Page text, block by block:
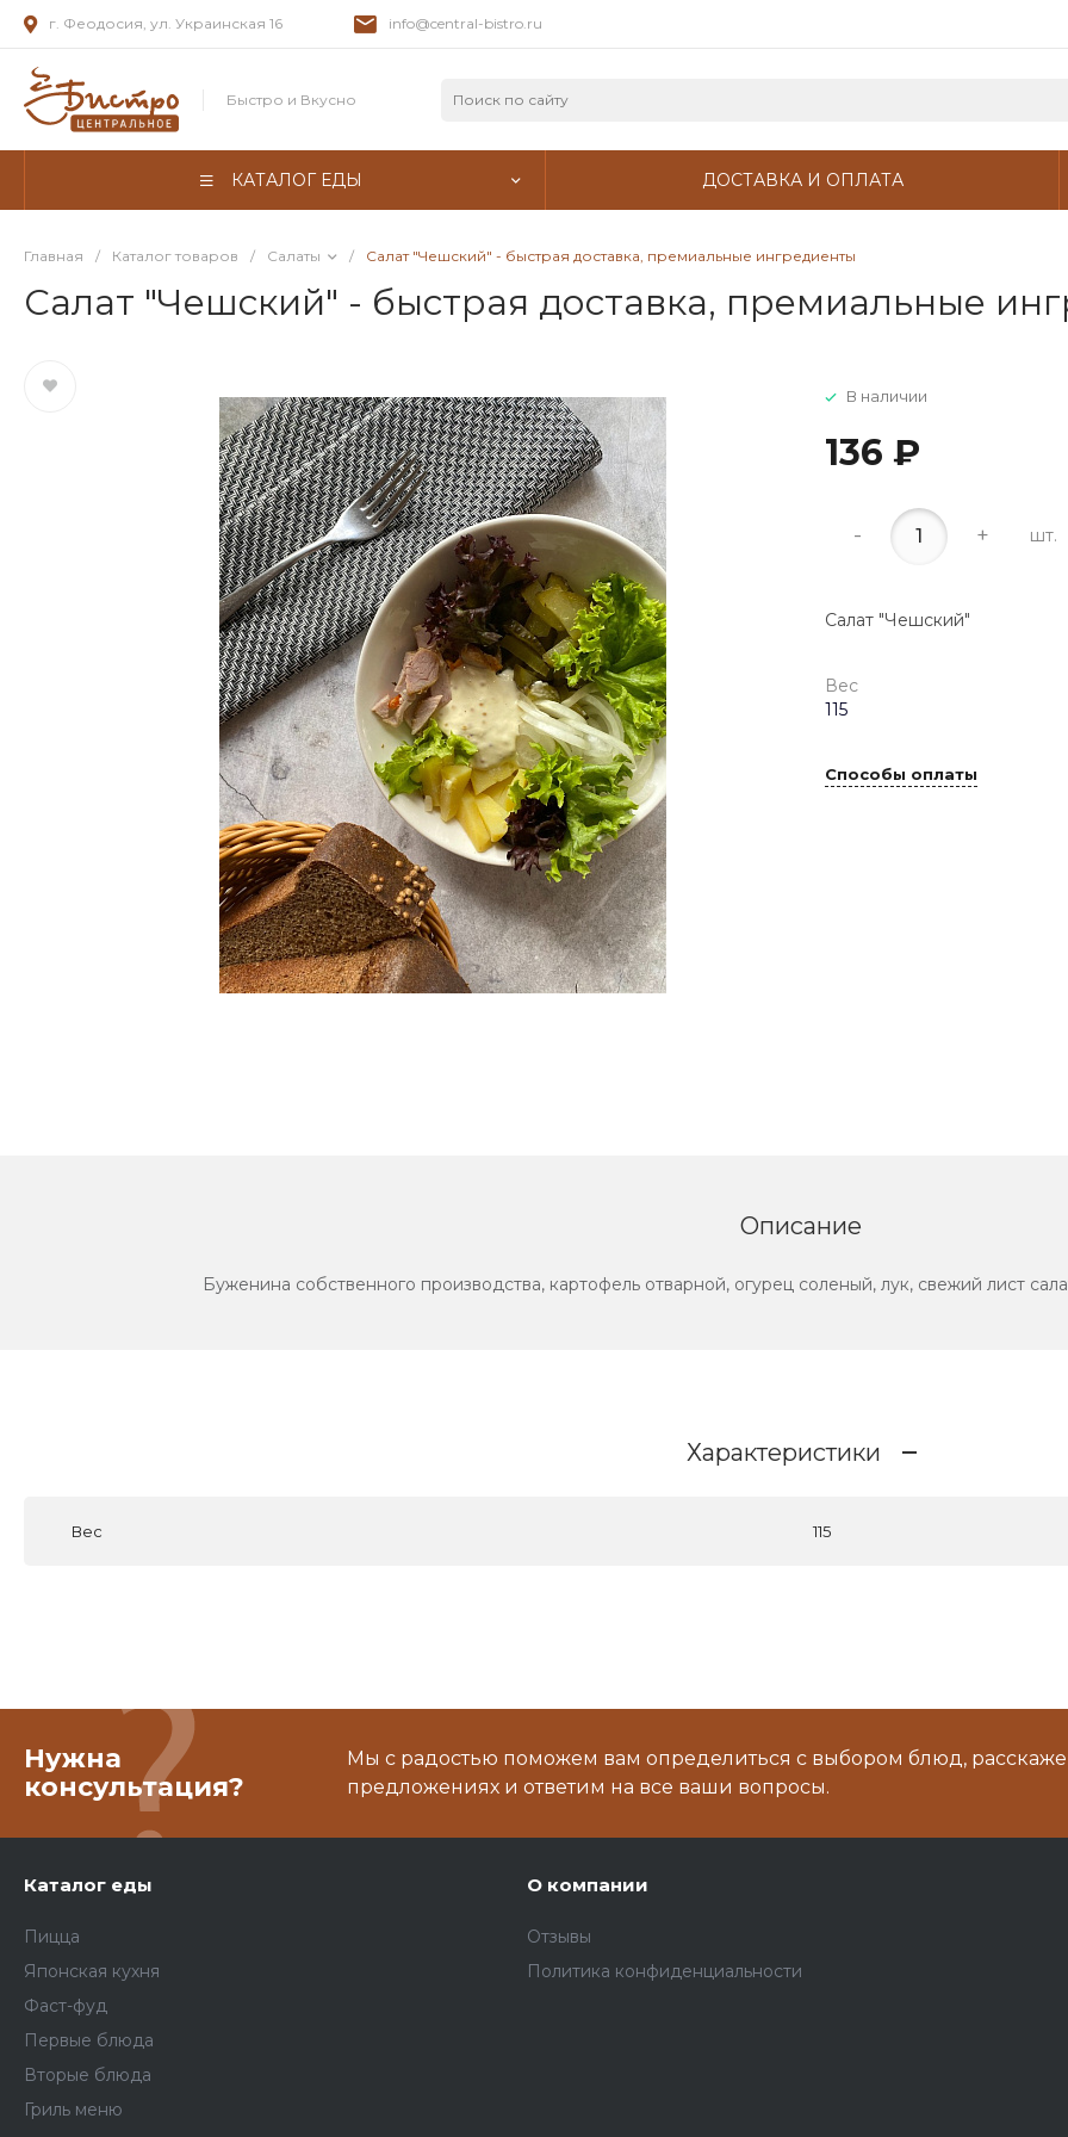
г. Феодосия, ул. Украинская 16 info@central-bistro.ru
Быстро и Вкусно
КАТАЛОГ ЕДЫ ДОСТАВКА И ОПЛАТА
Главная / Каталог товаров / Салаты / Салат "Чешский" - быстрая доставка, премиальные ингредиенты
Салат "Чешский" - быстрая доставка, премиальные
В наличии
136 ₽
- + шт.
Салат "Чешский"
Вес
115
Способы оплаты
Описание
Буженина собственного производства, картофель отварной, огурец соленый, лук, свежий лист
Характеристики
Вес 115
Нужна
консультация?
Мы с радостью поможем вам определиться с выбором блюд,
предложениях и ответим на все ваши вопросы.
Каталог еды
Пицца
Японская кухня
Фаст-фуд
Первые блюда
Вторые блюда
Гриль меню
О компании
Отзывы
Политика конфиденциальности